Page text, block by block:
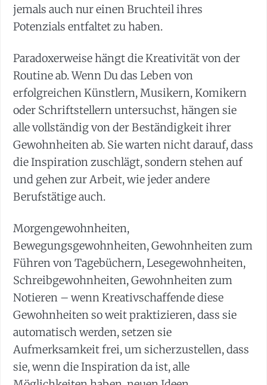
jemals auch nur einen Bruchteil ihres
Potenzials entfaltet zu haben.
Paradoxerweise hängt die Kreativität von der
Routine ab. Wenn Du das Leben von
erfolgreichen Künstlern, Musikern, Komikern
oder Schriftstellern untersuchst, hängen sie
alle vollständig von der Beständigkeit ihrer
Gewohnheiten ab. Sie warten nicht darauf, dass
die Inspiration zuschlägt, sondern stehen auf
und gehen zur Arbeit, wie jeder andere
Berufstätige auch.
Morgengewohnheiten,
Bewegungsgewohnheiten, Gewohnheiten zum
Führen von Tagebüchern, Lesegewohnheiten,
Schreibgewohnheiten, Gewohnheiten zum
Notieren – wenn Kreativschaffende diese
Gewohnheiten so weit praktizieren, dass sie
automatisch werden, setzen sie
Aufmerksamkeit frei, um sicherzustellen, dass
sie, wenn die Inspiration da ist, alle